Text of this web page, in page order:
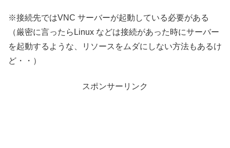
※接続先ではVNC サーバーが起動している必要がある
（厳密に言ったらLinux などは接続があった時にサーバー
を起動するような、リソースをムダにしない方法もあるけ
ど・・）
スポンサーリンク